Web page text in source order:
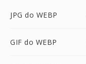
JPG do WEBP
GIF do WEBP